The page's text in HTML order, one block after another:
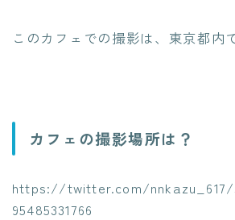
このカフェでの撮影は、東京都内
カフェの撮影場所は？
https://twitter.com/nnkazu_617/
95485331766